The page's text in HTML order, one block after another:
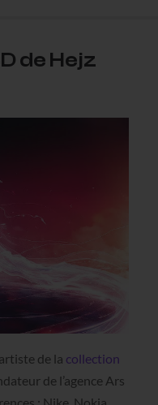
de Hejz
de la collection
de l’agence Ars
: Nike, Nokia,